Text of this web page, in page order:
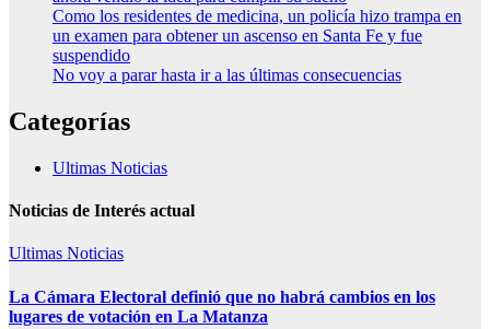
Como los residentes de medicina, un policía hizo trampa en
un examen para obtener un ascenso en Santa Fe y fue
suspendido
No voy a parar hasta ir a las últimas consecuencias
Categorías
Ultimas Noticias
Noticias de Interés actual
Ultimas Noticias
La Cámara Electoral definió que no habrá cambios en los
lugares de votación en La Matanza